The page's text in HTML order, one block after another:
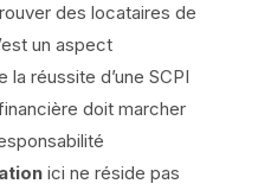
des locataires de
un aspect
la réussite d’une SCPI
doit marcher
ici ne réside pas